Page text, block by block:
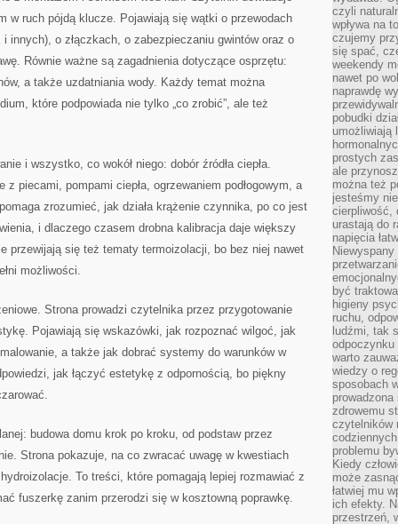
w ruch pójdą klucze. Pojawiają się wątki o przewodach
innych), o złączkach, o zabezpieczaniu gwintów oraz o
Równie ważne są zagadnienia dotyczące osprzętu:
a także uzdatniania wody. Każdy temat można
które podpowiada nie tylko „co zrobić”, ale też
i wszystko, co wokół niego: dobór źródła ciepła.
piecami, pompami ciepła, ogrzewaniem podłogowym, a
zrozumieć, jak działa krążenie czynnika, po co jest
i dlaczego czasem drobna kalibracja daje większy
przewijają się też tematy termoizolacji, bo bez niej nawet
możliwości.
Strona prowadzi czytelnika przez przygotowanie
Pojawiają się wskazówki, jak rozpoznać wilgoć, jak
a także jak dobrać systemy do warunków w
jak łączyć estetykę z odpornością, bo piękny
budowa domu krok po kroku, od podstaw przez
Strona pokazuje, na co zwracać uwagę w kwestiach
To treści, które pomagają lepiej rozmawiać z
fuszerkę zanim przerodzi się w kosztowną poprawkę.
czyli
wpływa na
czujemy
się spać,
weekendy
nawet po
naprawdę
pobudki
umożliwiają
prostych
ale
można też
jesteśmy
cierpliwość,
urastają do
napięcia
być
higieny
ruchu,
ludźmi, tak
odpoczynku
warto
wiedzy o
sposobach
prowadzona
zdrowemu
czytelników
problemu
Kiedy
może
łatwiej mu
ich efekty.
przestrzeń,